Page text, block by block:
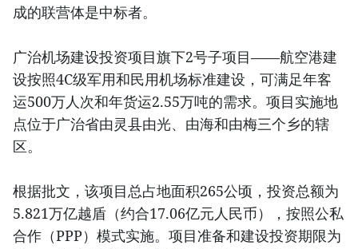
成的联营体是中标者。
广治机场建设投资项目旗下2号子项目——航空港建
设按照4C级军用和民用机场标准建设，可满足年客
运500万人次和年货运2.55万吨的需求。项目实施地
点位于广治省由灵县由光、由海和由梅三个乡的辖
区。
根据批文，该项目总占地面积265公顷，投资总额为
5.821万亿越盾（约合17.06亿元人民币），按照公私
合作（PPP）模式实施。项目准备和建设投资期限为